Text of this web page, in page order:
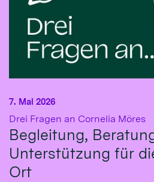
Drei Fragen an Cornelia Möres:
Begleitung,
Unterstützung für
Ort
7. Mai 2026